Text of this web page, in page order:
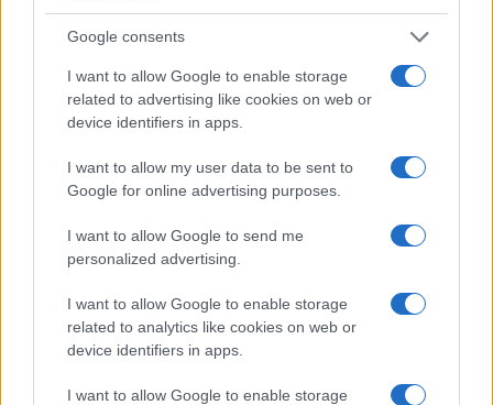
Google consents
I want to allow Google to enable storage
related to advertising like cookies on web or
device identifiers in apps.
I want to allow my user data to be sent to
Google for online advertising purposes.
I want to allow Google to send me
personalized advertising.
I want to allow Google to enable storage
related to analytics like cookies on web or
device identifiers in apps.
I want to allow Google to enable storage